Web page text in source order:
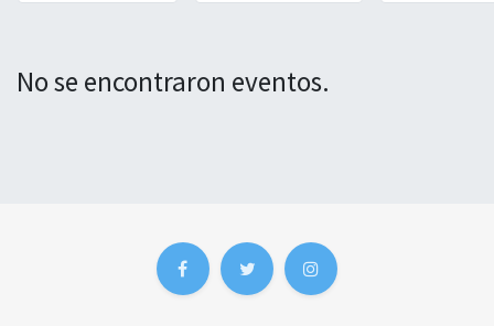
No se encontraron eventos.